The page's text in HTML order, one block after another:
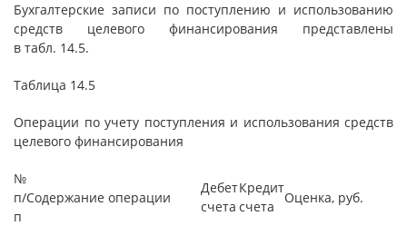
Бухгалтерские записи по поступлению и использованию
средств целевого финансирования представлены
в табл. 14.5.
Таблица 14.5
Операции по учету поступления и использования средств
целевого финансирования
№
п/
п
Содержание операции
Дебет
счета
Кредит
счета
Оценка, руб.